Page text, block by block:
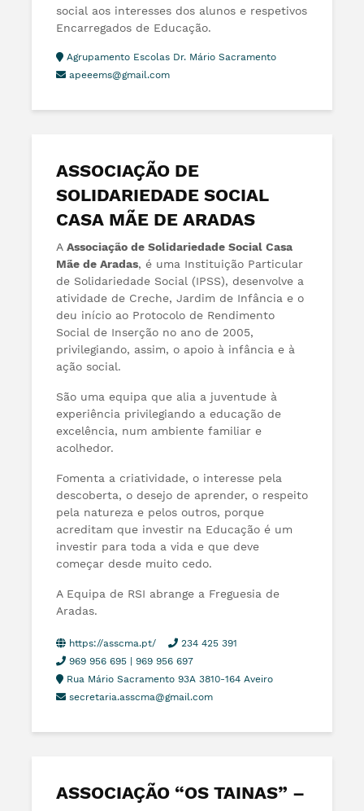
social aos interesses dos alunos e respetivos
Encarregados de Educação.
Agrupamento Escolas Dr. Mário Sacramento
apeeems@gmail.com
ASSOCIAÇÃO DE
SOLIDARIEDADE SOCIAL
CASA MÃE DE ARADAS
A Associação de Solidariedade Social Casa
Mãe de Aradas, é uma Instituição Particular
de Solidariedade Social (IPSS), desenvolve a
atividade de Creche, Jardim de Infância e o
deu início ao Protocolo de Rendimento
Social de Inserção no ano de 2005,
privilegiando, assim, o apoio à infância e à
ação social.
São uma equipa que alia a juventude à
experiência privilegiando a educação de
excelência, num ambiente familiar e
acolhedor.
Fomenta a criatividade, o interesse pela
descoberta, o desejo de aprender, o respeito
pela natureza e pelos outros, porque
acreditam que investir na Educação é um
investir para toda a vida e que deve
começar desde muito cedo.
A Equipa de RSI abrange a Freguesia de
Aradas.
https://asscma.pt/
234 425 391
969 956 695 | 969 956 697
Rua Mário Sacramento 93A 3810-164 Aveiro
secretaria.asscma@gmail.com
ASSOCIAÇÃO “OS TAINAS” –